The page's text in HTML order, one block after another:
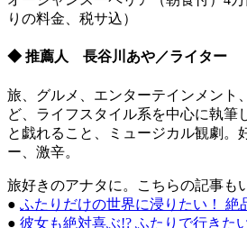
りの料金、税サ込）
◆ 推薦人 長谷川あや／ライター
旅、グルメ、エンターテインメント
ど、ライフスタイル系を中心に執筆
と戯れること、ミュージカル観劇。
ー、激辛。
旅好きのアナタに。こちらの記事も
● ふたりだけの世界に浸りたい！ 絶
● 彼女も絶対喜ぶ!? ふたりで行きた